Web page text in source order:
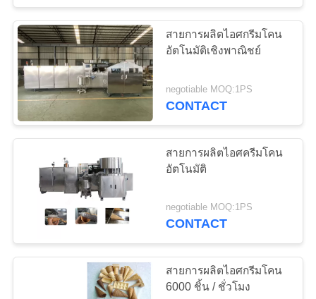
ใบ
เสนอ
ราคา
แผนผัง
เว็บไซต์
PRIVACY
POLICY
โคน
สายการผลิตไอศกรีม
โคน
เครื่องทำกรวย
7
สายการผลิตไอศกรีมโคน
อัตโนมัติเชิงพาณิชย์
negotiable MOQ:1PS
CONTACT
สายการผลิตไอศครีมโคน
อัตโนมัติ
negotiable MOQ:1PS
CONTACT
สายการผลิตไอศกรีมโคน
6000 ชิ้น / ชั่วโมง